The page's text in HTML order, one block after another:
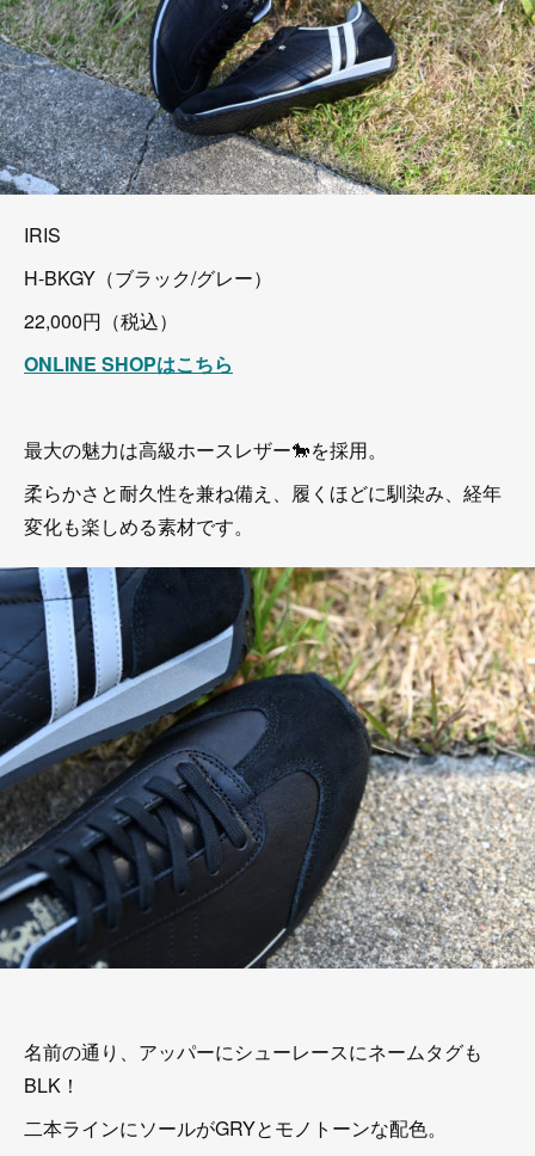
IRIS
H-BKGY（ブラック/グレー）
22,000円（税込）
ONLINE SHOPはこちら
最大の魅力は高級ホースレザー🐎を採用。
柔らかさと耐久性を兼ね備え、履くほどに馴染み、経年
変化も楽しめる素材です。
名前の通り、アッパーにシューレースにネームタグも
BLK！
二本ラインにソールがGRYとモノトーンな配色。